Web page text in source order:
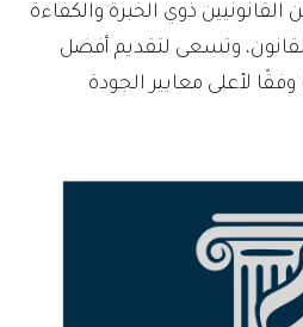
ذوي الخبرة والكفاءة
وتسعى لتقديم أفضل
وفقًا لأعلى معايير الجودة